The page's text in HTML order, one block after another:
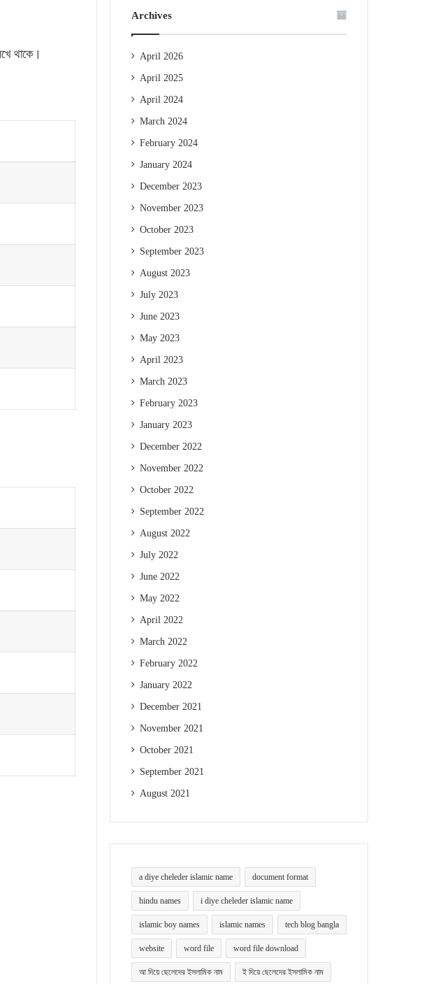
থাকে।
Archives
April 2026
April 2025
April 2024
March 2024
February 2024
January 2024
December 2023
November 2023
October 2023
September 2023
August 2023
July 2023
June 2023
May 2023
April 2023
March 2023
February 2023
January 2023
December 2022
November 2022
October 2022
September 2022
August 2022
July 2022
June 2022
May 2022
April 2022
March 2022
February 2022
January 2022
December 2021
November 2021
October 2021
September 2021
August 2021
a diye cheleder islamic name document format
hindu names i diye cheleder islamic name
islamic boy names islamic names tech blog bangla
website word file word file download
আ দিয়ে ছেলেদের ইসলামিক নাম ই দিয়ে ছেলেদের ইসলামিক নাম